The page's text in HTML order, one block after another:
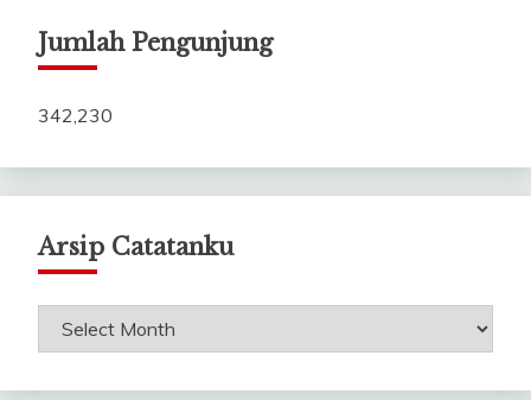
Jumlah Pengunjung
342,230
Arsip Catatanku
Arsip
Catatanku